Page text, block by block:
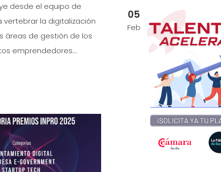
desde el equipo de
vertebrar la digitalización
áreas de gestión de los
emprendedores...
05
Feb